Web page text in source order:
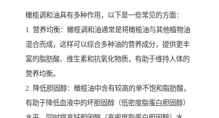
橄榄调和油具有多种作用，以下是一些常见的方面：
1. 营养均衡：橄榄调和油通常是将橄榄油与其他植物油
混合而成，这样可以综合多种油的营养成分，提供更丰
富的脂肪酸、维生素和抗氧化物质，有助于维持人体的
营养均衡。
2. 降低胆固醇：橄榄油中含有较高的单不饱和脂肪酸，
有助于降低血液中的坏胆固醇（低密度脂蛋白胆固醇）